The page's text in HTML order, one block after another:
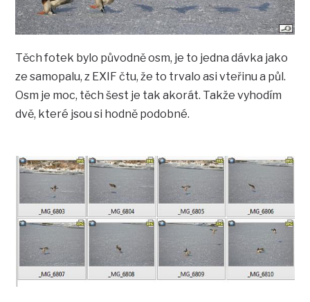
Těch fotek bylo původně osm, je to jedna dávka jako
ze samopalu, z EXIF čtu, že to trvalo asi vteřinu a půl.
Osm je moc, těch šest je tak akorát. Takže vyhodím
dvě, které jsou si hodně podobné.